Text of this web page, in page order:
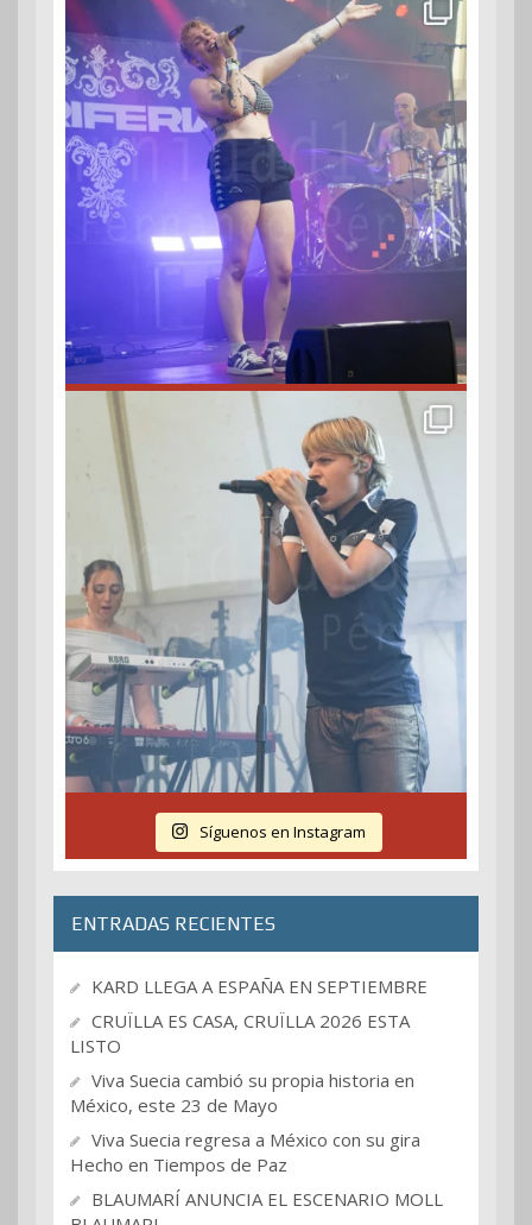
Síguenos en Instagram
ENTRADAS RECIENTES
KARD LLEGA A ESPAÑA EN SEPTIEMBRE
CRUÏLLA ES CASA, CRUÏLLA 2026 ESTA
LISTO
Viva Suecia cambió su propia historia en
México, este 23 de Mayo
Viva Suecia regresa a México con su gira
Hecho en Tiempos de Paz
BLAUMARÍ ANUNCIA EL ESCENARIO MOLL